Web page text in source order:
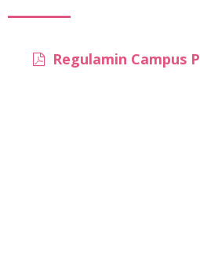
Regulamin Campus